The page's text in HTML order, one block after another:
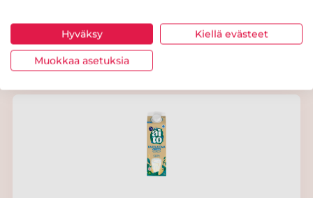
Pirkka suomalainen laktoositon rasvaton
maitojuoma 1l
Hyväksy Kiellä evästeet
Muokkaa asetuksia